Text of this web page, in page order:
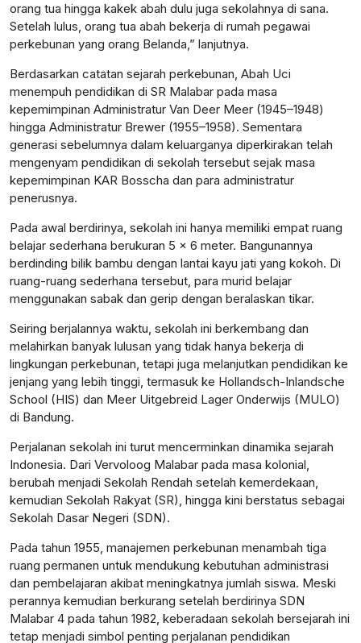
orang tua hingga kakek abah dulu juga sekolahnya di sana.
Setelah lulus, orang tua abah bekerja di rumah pegawai
perkebunan yang orang Belanda,” lanjutnya.
Berdasarkan catatan sejarah perkebunan, Abah Uci
menempuh pendidikan di SR Malabar pada masa
kepemimpinan Administratur Van Deer Meer (1945–1948)
hingga Administratur Brewer (1955–1958). Sementara
generasi sebelumnya dalam keluarganya diperkirakan telah
mengenyam pendidikan di sekolah tersebut sejak masa
kepemimpinan KAR Bosscha dan para administratur
penerusnya.
Pada awal berdirinya, sekolah ini hanya memiliki empat ruang
belajar sederhana berukuran 5 x 6 meter. Bangunannya
berdinding bilik bambu dengan lantai kayu jati yang kokoh. Di
ruang-ruang sederhana tersebut, para murid belajar
menggunakan sabak dan gerip dengan beralaskan tikar.
Seiring berjalannya waktu, sekolah ini berkembang dan
melahirkan banyak lulusan yang tidak hanya bekerja di
lingkungan perkebunan, tetapi juga melanjutkan pendidikan ke
jenjang yang lebih tinggi, termasuk ke Hollandsch-Inlandsche
School (HIS) dan Meer Uitgebreid Lager Onderwijs (MULO)
di Bandung.
Perjalanan sekolah ini turut mencerminkan dinamika sejarah
Indonesia. Dari Vervoloog Malabar pada masa kolonial,
berubah menjadi Sekolah Rendah setelah kemerdekaan,
kemudian Sekolah Rakyat (SR), hingga kini berstatus sebagai
Sekolah Dasar Negeri (SDN).
Pada tahun 1955, manajemen perkebunan menambah tiga
ruang permanen untuk mendukung kebutuhan administrasi
dan pembelajaran akibat meningkatnya jumlah siswa. Meski
perannya kemudian berkurang setelah berdirinya SDN
Malabar 4 pada tahun 1982, keberadaan sekolah bersejarah ini
tetap menjadi simbol penting perjalanan pendidikan